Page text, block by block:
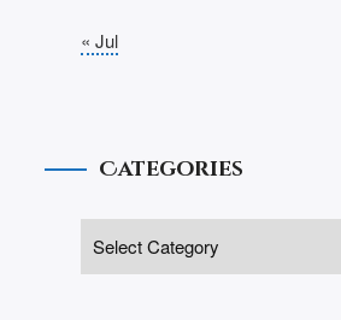
« Jul
Categories